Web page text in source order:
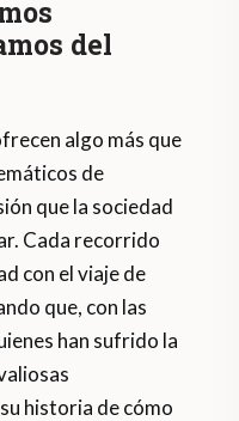
del
algo más que
de
que la sociedad
Cada recorrido
con el viaje de
que, con las
han sufrido la
historia de cómo